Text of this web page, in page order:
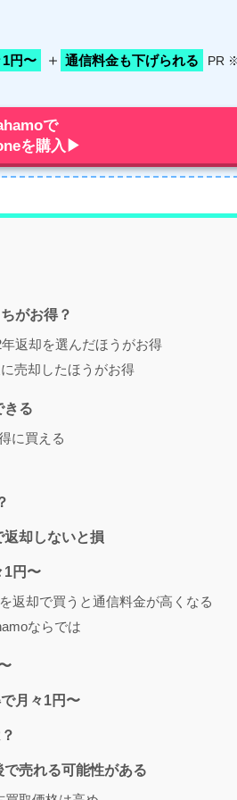
円〜 ＋ 通信料金も下げられる PR
で
を購入▶︎
がお得？
返却を選んだほうがお得
売却したほうがお得
きる
に買える
却しないと損
1円〜
返却で買うと通信料金が高くなる
ならでは
月々1円〜
売れる可能性がある